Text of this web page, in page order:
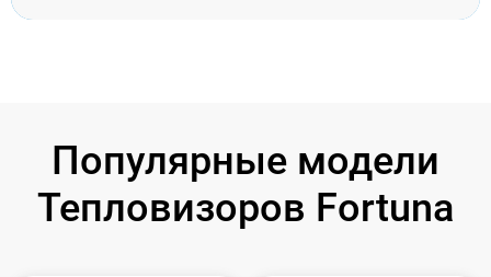
Популярные модели
Тепловизоров Fortuna